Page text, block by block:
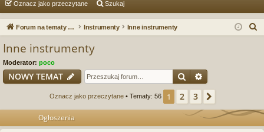
ię
ce
or
a og
Oznacz jako przeczytane Szukaj
Forum na tematy budowy instrumentów Instrumenty Inne instrumenty
Inne instrumenty
Moderator: poco
NOWY TEMAT Szukaj
Oznacz jako przeczytane• Tematy: 56 1 2 3
Ogłoszenia